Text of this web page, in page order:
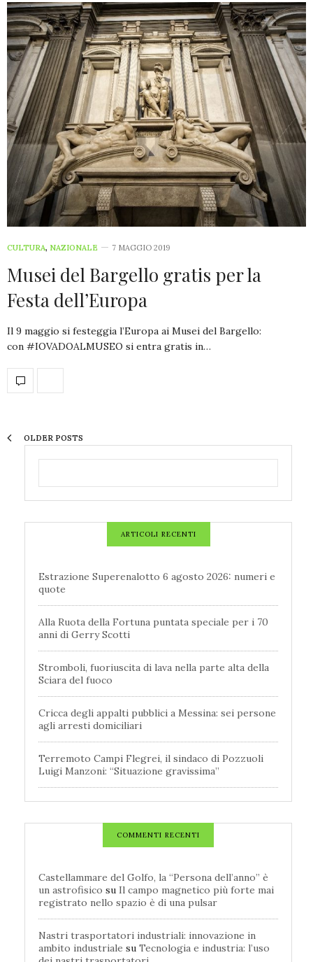
CULTURA, NAZIONALE 7 MAGGIO 2019
Musei del Bargello gratis per la
Festa dell’Europa
Il 9 maggio si festeggia l’Europa ai Musei del Bargello:
con #IOVADOALMUSEO si entra gratis in…
OLDER POSTS
ARTICOLI RECENTI
Estrazione Superenalotto 6 agosto 2026: numeri e
quote
Alla Ruota della Fortuna puntata speciale per i 70
anni di Gerry Scotti
Stromboli, fuoriuscita di lava nella parte alta della
Sciara del fuoco
Cricca degli appalti pubblici a Messina: sei persone
agli arresti domiciliari
Terremoto Campi Flegrei, il sindaco di Pozzuoli
Luigi Manzoni: “Situazione gravissima”
COMMENTI RECENTI
Castellammare del Golfo, la “Persona dell’anno” è
un astrofisico su Il campo magnetico più forte mai
registrato nello spazio è di una pulsar
Nastri trasportatori industriali: innovazione in
ambito industriale su Tecnologia e industria: l’uso